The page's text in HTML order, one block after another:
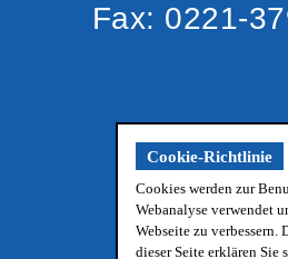
Fax: 0221-
Cookie-Richtlinie
Cookies werden zur
Webanalyse verwendet
Webseite zu verbessern.
dieser Seite erklären Sie